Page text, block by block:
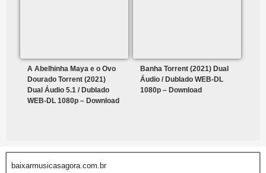
A Abelhinha Maya e o Ovo
Dourado Torrent (2021)
Dual Áudio 5.1 / Dublado
WEB-DL 1080p – Download
Banha Torrent (2021) Dual
Áudio / Dublado WEB-DL
1080p – Download
baixarmusicasagora.com.br